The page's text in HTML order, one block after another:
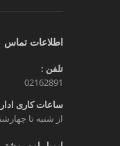
اطلاعات تماس
تلفن :
02162891
ساعات کاری
از شنبه تا چهارشنبه